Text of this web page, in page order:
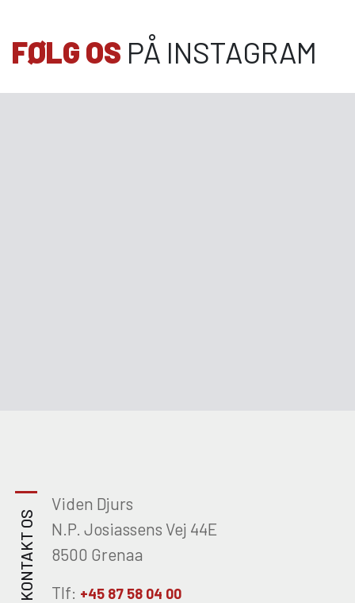
FØLG OS PÅ INSTAGRAM
KONTAKT OS
Viden Djurs
N.P. Josiassens Vej 44E
8500 Grenaa
Tlf: +45 87 58 04 00